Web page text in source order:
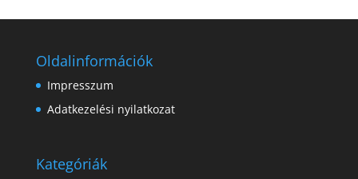
Oldalinformációk
Impresszum
Adatkezelési nyilatkozat
Kategóriák